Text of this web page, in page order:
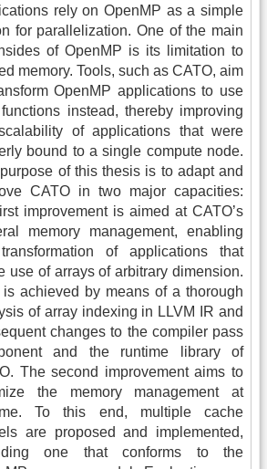
rely on OpenMP as a simple
for parallelization. One of the main
of OpenMP is its limitation to
memory. Tools, such as CATO, aim
OpenMP applications to use
instead, thereby improving
of applications that were
bound to a single compute node.
of this thesis is to adapt and
CATO in two major capacities:
improvement is aimed at CATO’s
memory management, enabling
of applications that
use of arrays of arbitrary dimension.
achieved by means of a thorough
of array indexing in LLVM IR and
changes to the compiler pass
and the runtime library of
The second improvement aims to
the memory management at
To this end, multiple cache
are proposed and implemented,
one that conforms to the